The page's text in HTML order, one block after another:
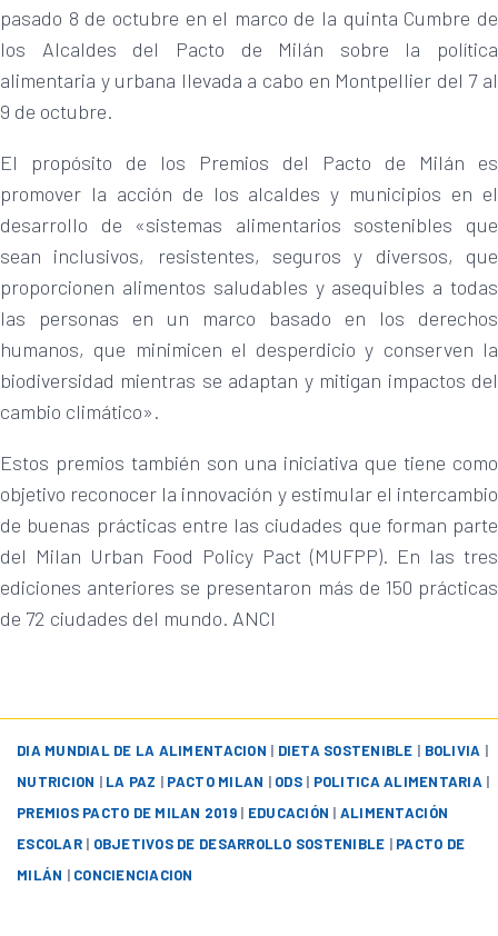
pasado 8 de octubre en el marco de la quinta Cumbre de
los Alcaldes del Pacto de Milán sobre la política
alimentaria y urbana llevada a cabo en Montpellier del 7 al
9 de octubre.
El propósito de los Premios del Pacto de Milán es
promover la acción de los alcaldes y municipios en el
desarrollo de «sistemas alimentarios sostenibles que
sean inclusivos, resistentes, seguros y diversos, que
proporcionen alimentos saludables y asequibles a todas
las personas en un marco basado en los derechos
humanos, que minimicen el desperdicio y conserven la
biodiversidad mientras se adaptan y mitigan impactos del
cambio climático».
Estos premios también son una iniciativa que tiene como
objetivo reconocer la innovación y estimular el intercambio
de buenas prácticas entre las ciudades que forman parte
del Milan Urban Food Policy Pact (MUFPP). En las tres
ediciones anteriores se presentaron más de 150 prácticas
de 72 ciudades del mundo. ANCI
DIA MUNDIAL DE LA ALIMENTACION | DIETA SOSTENIBLE | BOLIVIA |
NUTRICION | LA PAZ | PACTO MILAN | ODS| POLITICA ALIMENTARIA |
PREMIOS PACTO DE MILAN 2019 | EDUCACIÓN | ALIMENTACIÓN
ESCOLAR| OBJETIVOS DE DESARROLLO SOSTENIBLE | PACTO DE
MILÁN | CONCIENCIACION